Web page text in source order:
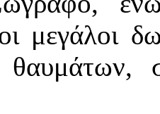
μεγάλοι
θαυμάτων,